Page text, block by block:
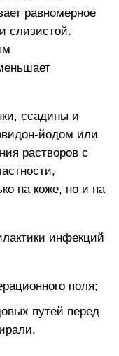
равномерное
слизистой.
ссадины и
йодом или
растворов с
на коже, но и на
инфекций
поля;
путей перед